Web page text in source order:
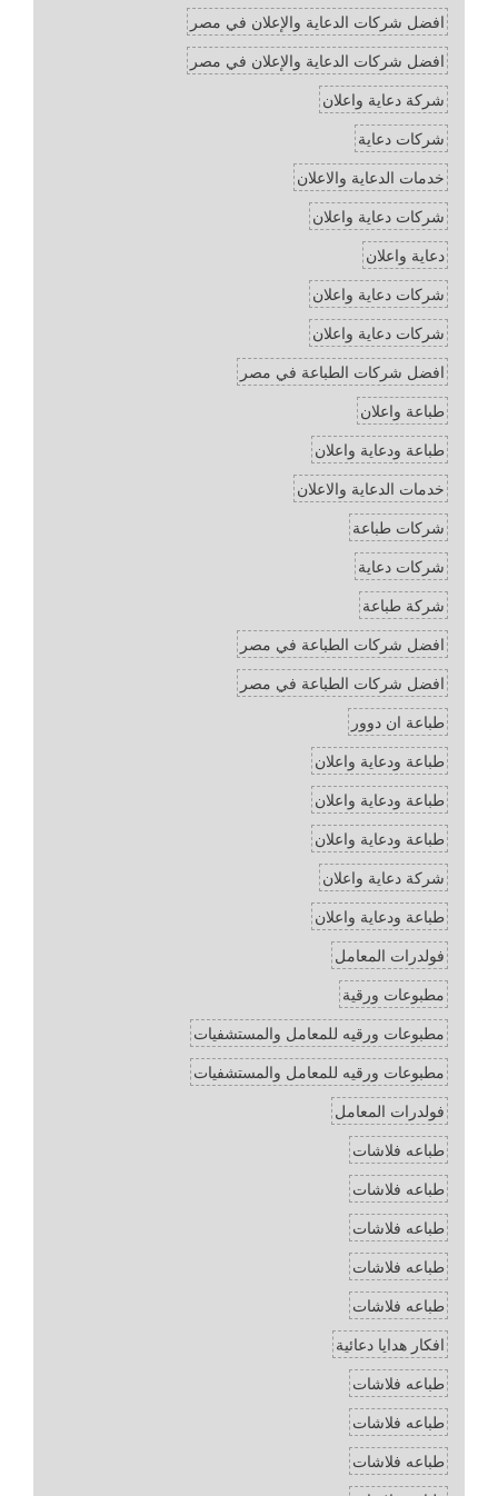
افضل شركات الدعاية والإعلان في مصر
افضل شركات الدعاية والإعلان في مصر
شركة دعاية واعلان
شركات دعاية
خدمات الدعاية والاعلان
شركات دعاية واعلان
دعاية واعلان
شركات دعاية واعلان
شركات دعاية واعلان
افضل شركات الطباعة في مصر
طباعة واعلان
طباعة ودعاية واعلان
خدمات الدعاية والاعلان
شركات طباعة
شركات دعاية
شركة طباعة
افضل شركات الطباعة في مصر
افضل شركات الطباعة في مصر
طباعة ان دوور
طباعة ودعاية واعلان
طباعة ودعاية واعلان
طباعة ودعاية واعلان
شركة دعاية واعلان
طباعة ودعاية واعلان
فولدرات المعامل
مطبوعات ورقية
مطبوعات ورقيه للمعامل والمستشفيات
مطبوعات ورقيه للمعامل والمستشفيات
فولدرات المعامل
طباعه فلاشات
طباعه فلاشات
طباعه فلاشات
طباعه فلاشات
طباعه فلاشات
افكار هدايا دعائية
طباعه فلاشات
طباعه فلاشات
طباعه فلاشات